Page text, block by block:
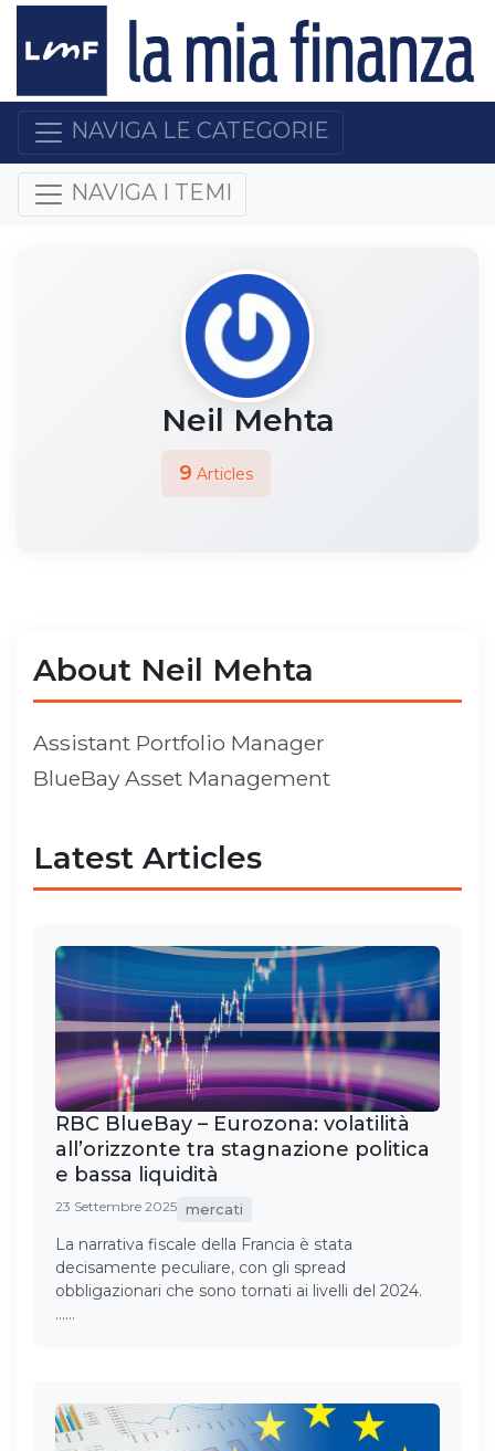
NAVIGA LE CATEGORIE
NAVIGA I TEMI
Neil Mehta
9 Articles
About Neil Mehta
Assistant Portfolio Manager
BlueBay Asset Management
Latest Articles
RBC BlueBay – Eurozona: volatilità
all’orizzonte tra stagnazione politica
e bassa liquidità
23 Settembre 2025 mercati
La narrativa fiscale della Francia è stata
decisamente peculiare, con gli spread
obbligazionari che sono tornati ai livelli del 2024.
……